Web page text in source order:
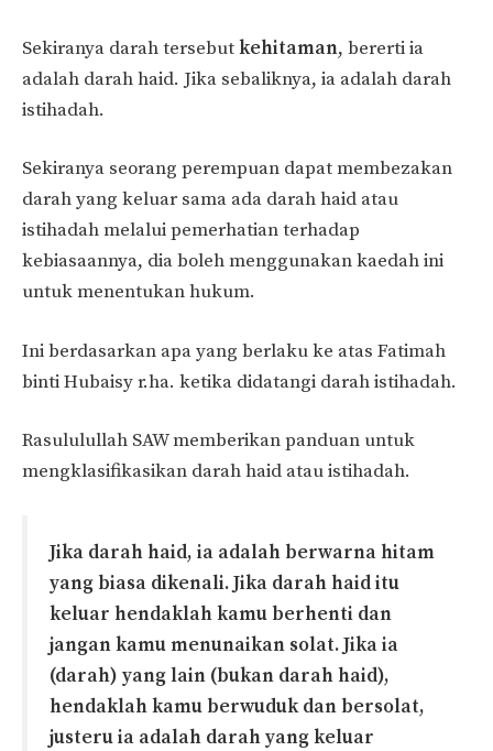
Sekiranya darah tersebutkehitaman, bererti ia
adalah darah haid. Jika sebaliknya, ia adalah darah
istihadah.
Sekiranya seorang perempuan dapat membezakan
darah yang keluar sama ada darah haid atau
istihadah melalui pemerhatian terhadap
kebiasaannya, dia boleh menggunakan kaedah ini
untuk menentukan hukum.
Ini berdasarkan apa yang berlaku ke atas Fatimah
binti Hubaisy r.ha. ketika didatangi darah istihadah.
Rasululullah SAW memberikan panduan untuk
mengklasifikasikan darah haid atau istihadah.
Jika darah haid, ia adalah berwarna hitam
yang biasa dikenali. Jika darah haid itu
keluar hendaklah kamu berhenti dan
jangan kamu menunaikan solat. Jika ia
(darah) yang lain (bukan darah haid),
hendaklah kamu berwuduk dan bersolat,
justeru ia adalah darah yang keluar